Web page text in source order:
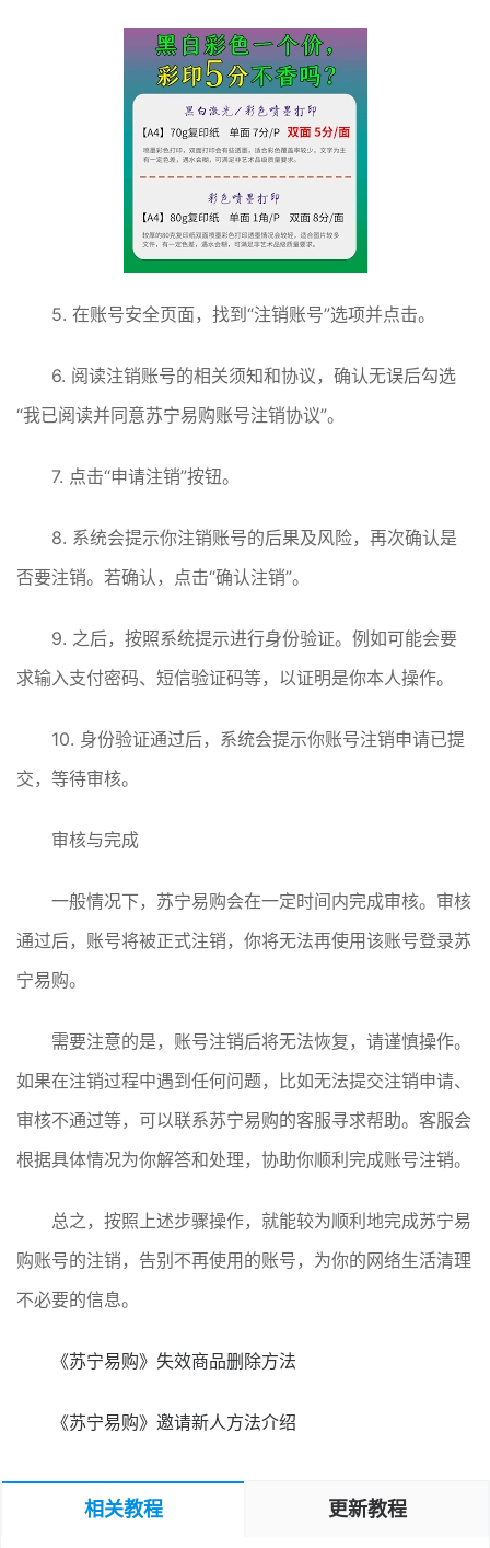
5. 在账号安全页面，找到“注销账号”选项并点击。
6. 阅读注销账号的相关须知和协议，确认无误后勾选
“我已阅读并同意苏宁易购账号注销协议”。
7. 点击“申请注销”按钮。
8. 系统会提示你注销账号的后果及风险，再次确认是
否要注销。若确认，点击“确认注销”。
9. 之后，按照系统提示进行身份验证。例如可能会要
求输入支付密码、短信验证码等，以证明是你本人操作。
10. 身份验证通过后，系统会提示你账号注销申请已提
交，等待审核。
审核与完成
一般情况下，苏宁易购会在一定时间内完成审核。审核
通过后，账号将被正式注销，你将无法再使用该账号登录苏
宁易购。
需要注意的是，账号注销后将无法恢复，请谨慎操作。
如果在注销过程中遇到任何问题，比如无法提交注销申请、
审核不通过等，可以联系苏宁易购的客服寻求帮助。客服会
根据具体情况为你解答和处理，协助你顺利完成账号注销。
总之，按照上述步骤操作，就能较为顺利地完成苏宁易
购账号的注销，告别不再使用的账号，为你的网络生活清理
不必要的信息。
《苏宁易购》失效商品删除方法
《苏宁易购》邀请新人方法介绍
相关教程 更新教程